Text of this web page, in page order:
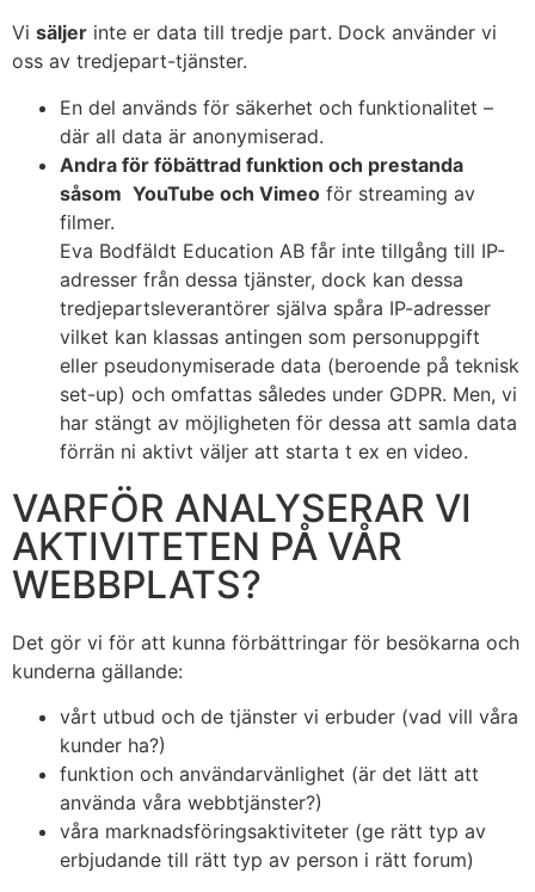
Vi säljer inte er data till tredje part. Dock använder vi
oss av tredjepart-tjänster.
En del används för säkerhet och funktionalitet –
där all data är anonymiserad.
Andra för föbättrad funktion och prestanda
såsom YouTube och Vimeo för streaming av
filmer.
Eva Bodfäldt Education AB får inte tillgång till IP-
adresser från dessa tjänster, dock kan dessa
tredjepartsleverantörer själva spåra IP-adresser
vilket kan klassas antingen som personuppgift
eller pseudonymiserade data (beroende på teknisk
set-up) och omfattas således under GDPR. Men, vi
har stängt av möjligheten för dessa att samla data
förrän ni aktivt väljer att starta t ex en video.
VARFÖR ANALYSERAR VI
AKTIVITETEN PÅ VÅR
WEBBPLATS?
Det gör vi för att kunna förbättringar för besökarna och
kunderna gällande:
vårt utbud och de tjänster vi erbuder (vad vill våra
kunder ha?)
funktion och användarvänlighet (är det lätt att
använda våra webbtjänster?)
våra marknadsföringsaktiviteter (ge rätt typ av
erbjudande till rätt typ av person i rätt forum)